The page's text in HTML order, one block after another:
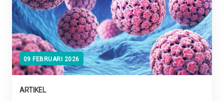
09 FEBRUARI 2026
ARTIKEL